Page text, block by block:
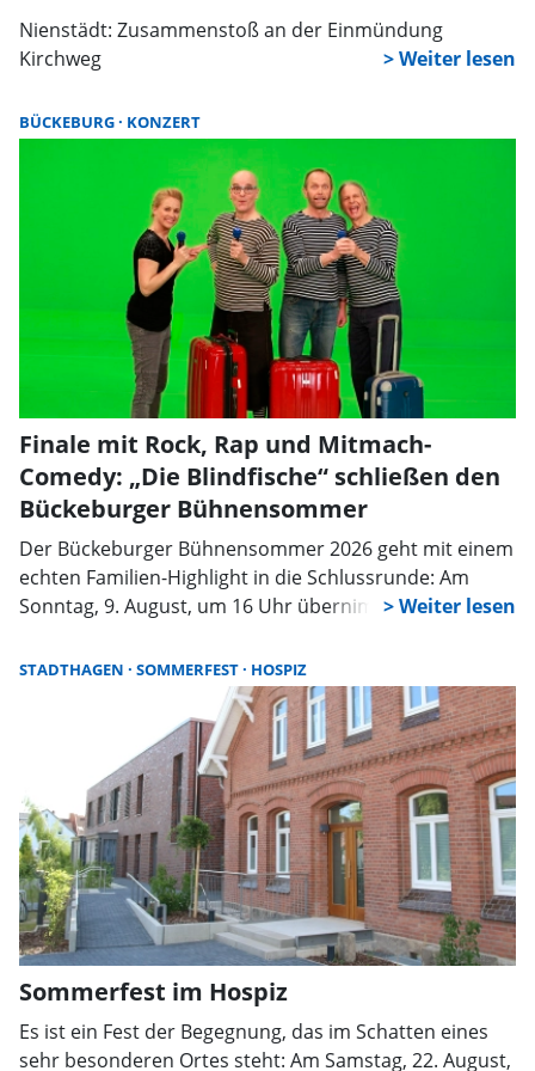
Nienstädt: Zusammenstoß an der Einmündung
Kirchweg
BÜCKEBURG KONZERT
Finale mit Rock, Rap und Mitmach-
Comedy: „Die Blindfische“ schließen den
Bückeburger Bühnensommer
Der Bückeburger Bühnensommer 2026 geht mit einem
echten Familien-Highlight in die Schlussrunde: Am
Sonntag, 9. August, um 16 Uhr übernimmt die Kinder-
Marktplatz in Bückeburg.
STADTHAGEN SOMMERFEST HOSPIZ
Sommerfest im Hospiz
Es ist ein Fest der Begegnung, das im Schatten eines
sehr besonderen Ortes steht: Am Samstag, 22. August,